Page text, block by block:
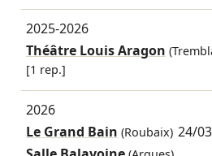
2025-2026
Théâtre Louis Aragon
[1 rep.]
2026
Le Grand Bain (Roubaix) 24/03